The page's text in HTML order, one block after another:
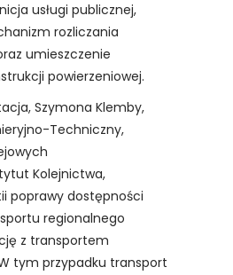
usługi publicznej,
rozliczania
umieszczenie
powierzeniowej.
Szymona Klemby,
Techniczny,
Kolejnictwa,
poprawy dostępności
regionalnego
z transportem
tym przypadku transport